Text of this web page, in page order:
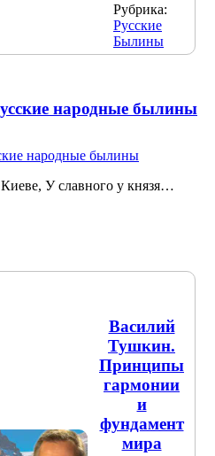
Рубрика:
Русские
Былины
народные былины
У славного у князя…
Василий
Тушкин.
Принципы
гармонии
и
фундамент
мира